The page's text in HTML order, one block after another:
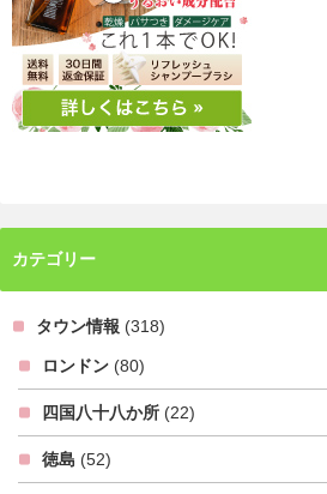
カテゴリー
タウン情報 (318)
ロンドン (80)
四国八十八か所 (22)
徳島 (52)